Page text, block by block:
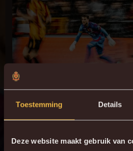
Toestemming Details
Deze website maakt gebruik van
Nacho in actie voor Malinwa tijdens
VOEL ME THUIS IN